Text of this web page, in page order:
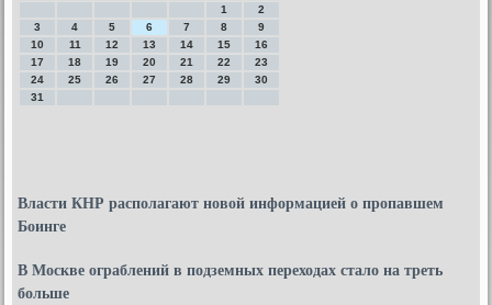
1
2
3
4 5 6 7 8
9
10
11 12 13 14 15
16
17
18 19 20 21 22
23
24
25 26 27 28 29
30
31
Власти КНР располагают новой информацией о пропавшем
Боинге
В Москве ограблений в подземных переходах стало на треть
больше